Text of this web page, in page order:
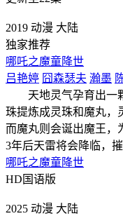
2019 动漫 大陆
独家推荐
哪吒之魔童降世
吕艳婷 囧森瑟夫 瀚墨
天地灵气孕育出一颗
珠提炼成灵珠和魔丸，
而魔丸则会诞出魔王，
3年后天雷将会降临，
哪吒之魔童降世
HD国语版
2025 动漫 大陆